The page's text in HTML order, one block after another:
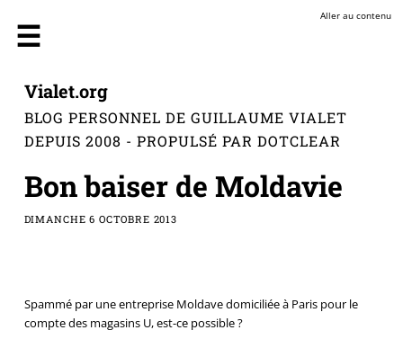
Aller au contenu
Vialet.org
BLOG PERSONNEL DE GUILLAUME VIALET
DEPUIS 2008 - PROPULSÉ PAR DOTCLEAR
Bon baiser de Moldavie
DIMANCHE 6 OCTOBRE 2013
Spammé par une entreprise Moldave domiciliée à Paris pour le
compte des magasins U, est-ce possible ?